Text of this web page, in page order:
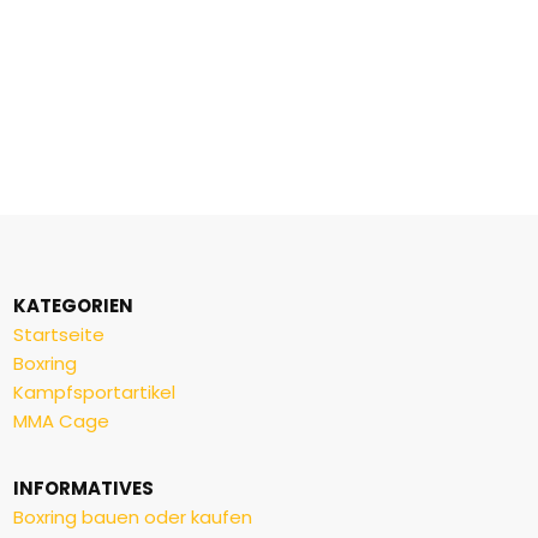
KATEGORIEN
Startseite
Boxring
Kampfsportartikel
MMA Cage
INFORMATIVES
Boxring bauen oder kaufen